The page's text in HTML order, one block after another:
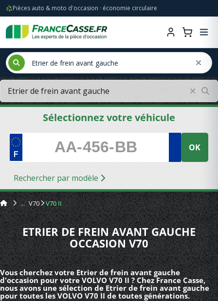
Pièces auto & moto d'occasion · économie circulaire
Sélectionnez votre véhicule
OK
Rechercher par modèle
V70 V70 II
ETRIER DE FREIN AVANT GAUCHE
OCCASION V70
Vous cherchez votre Etrier de frein avant gauche
d'occasion pour votre VOLVO V70 II ? Chez France Casse,
nous avons une sélection de Etrier de frein avant gauche
pour toutes les VOLVO V70 II de toutes générations.